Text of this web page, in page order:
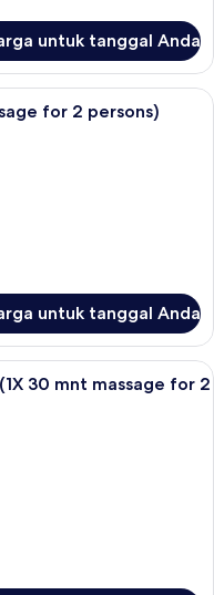
untuk tanggal Anda
brankas, meja kerja, dan
for 2 persons)
untuk tanggal Anda
brankas, meja kerja, dan
30 mnt massage for 2